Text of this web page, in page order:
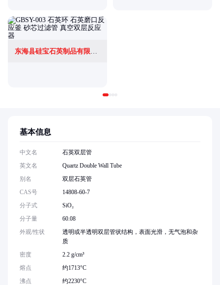
基本信息
中文名
石英双层管
英文名
Quartz Double Wall Tube
别名
双层石英管
CAS号
14808-60-7
分子式
SiO₂
分子量
60.08
外观/性状
透明或半透明双层管状结构，表面光滑，无气泡和杂
质
密度
2.2 g/cm³
熔点
约1713°C
沸点
约2230°C